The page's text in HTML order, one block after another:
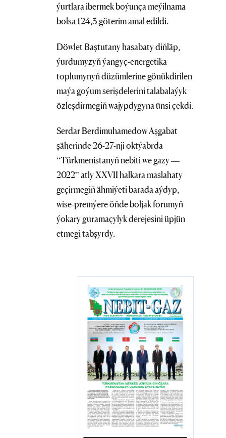
ýurtlara ibermek boýunça meýilnama
bolsa 124,3 göterim amal edildi.
Döwlet Baştutany hasabaty diňläp,
ýurdumyzyň ýangyç-energetika
toplumynyň düzümlerine gönükdirilen
maýa goýum serişdelerini talabalaýyk
özleşdirmegiň wajypdygyna ünsi çekdi.
Serdar Berdimuhamedow Aşgabat
şäherinde 26-27-nji oktýabrda
“Türkmenistanyň nebiti we gazy —
2022” atly XXVII halkara maslahaty
geçirmegiň ähmiýeti barada aýdyp,
wise-premýere öňde boljak forumyň
ýokary guramaçylyk derejesini üpjün
etmegi tabşyrdy.